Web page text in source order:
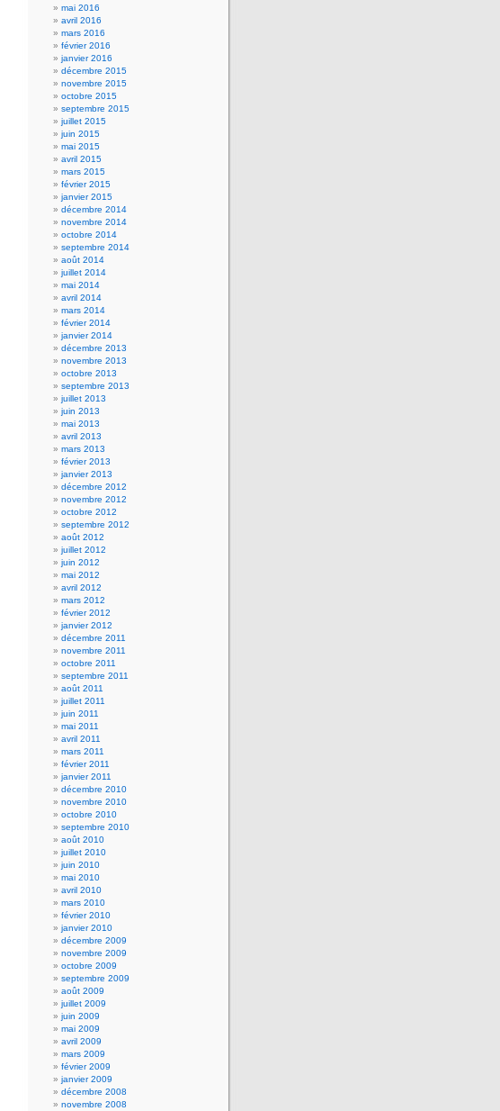
mai 2016
avril 2016
mars 2016
février 2016
janvier 2016
décembre 2015
novembre 2015
octobre 2015
septembre 2015
juillet 2015
juin 2015
mai 2015
avril 2015
mars 2015
février 2015
janvier 2015
décembre 2014
novembre 2014
octobre 2014
septembre 2014
août 2014
juillet 2014
mai 2014
avril 2014
mars 2014
février 2014
janvier 2014
décembre 2013
novembre 2013
octobre 2013
septembre 2013
juillet 2013
juin 2013
mai 2013
avril 2013
mars 2013
février 2013
janvier 2013
décembre 2012
novembre 2012
octobre 2012
septembre 2012
août 2012
juillet 2012
juin 2012
mai 2012
avril 2012
mars 2012
février 2012
janvier 2012
décembre 2011
novembre 2011
octobre 2011
septembre 2011
août 2011
juillet 2011
juin 2011
mai 2011
avril 2011
mars 2011
février 2011
janvier 2011
décembre 2010
novembre 2010
octobre 2010
septembre 2010
août 2010
juillet 2010
juin 2010
mai 2010
avril 2010
mars 2010
février 2010
janvier 2010
décembre 2009
novembre 2009
octobre 2009
septembre 2009
août 2009
juillet 2009
juin 2009
mai 2009
avril 2009
mars 2009
février 2009
janvier 2009
décembre 2008
novembre 2008